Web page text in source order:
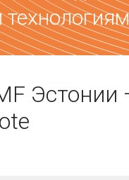
Эстонии